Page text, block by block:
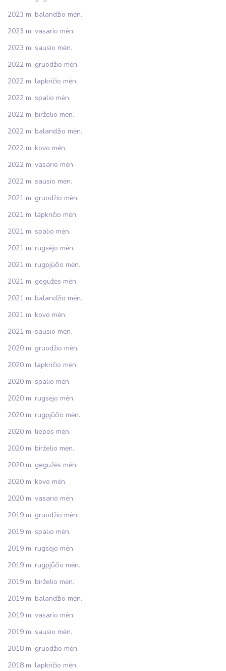
2023 m. balandžio mėn.
2023 m. vasario mėn.
2023 m. sausio mėn.
2022 m. gruodžio mėn.
2022 m. lapkričio mėn.
2022 m. spalio mėn.
2022 m. birželio mėn.
2022 m. balandžio mėn.
2022 m. kovo mėn.
2022 m. vasario mėn.
2022 m. sausio mėn.
2021 m. gruodžio mėn.
2021 m. lapkričio mėn.
2021 m. spalio mėn.
2021 m. rugsėjo mėn.
2021 m. rugpjūčio mėn.
2021 m. gegužės mėn.
2021 m. balandžio mėn.
2021 m. kovo mėn.
2021 m. sausio mėn.
2020 m. gruodžio mėn.
2020 m. lapkričio mėn.
2020 m. spalio mėn.
2020 m. rugsėjo mėn.
2020 m. rugpjūčio mėn.
2020 m. liepos mėn.
2020 m. birželio mėn.
2020 m. gegužės mėn.
2020 m. kovo mėn.
2020 m. vasario mėn.
2019 m. gruodžio mėn.
2019 m. spalio mėn.
2019 m. rugsėjo mėn.
2019 m. rugpjūčio mėn.
2019 m. birželio mėn.
2019 m. balandžio mėn.
2019 m. vasario mėn.
2019 m. sausio mėn.
2018 m. gruodžio mėn.
2018 m. lapkričio mėn.